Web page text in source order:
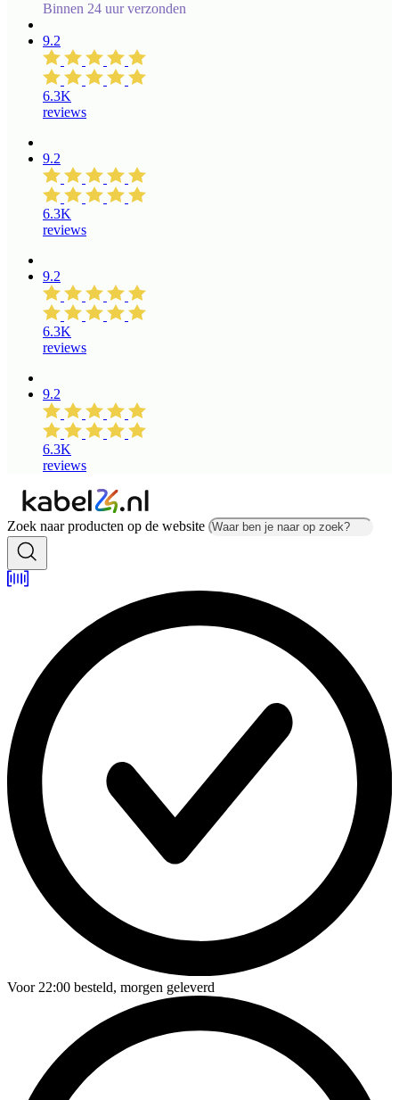
Binnen 24 uur verzonden
9.2
6.3K
reviews
9.2
6.3K
reviews
9.2
6.3K
reviews
9.2
6.3K
reviews
Zoek naar producten op de website
Voor22:00 besteld, morgen geleverd